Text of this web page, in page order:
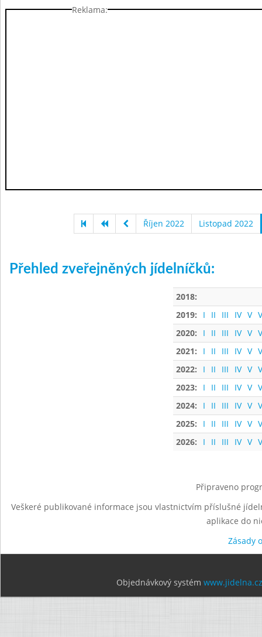
Reklama:
Říjen 2022 Listopad 2022
Přehled zveřejněných jídelníčků:
2018:
2019:
I II III IV V
2020:
I II III IV V
2021:
I II III IV V
2022:
I II III IV V
2023:
I II III IV V
2024:
I II III IV V
2025:
I II III IV V
2026:
I II III IV V
Připraveno
Veškeré publikované informace jsou vlastnictvím příslušné
aplikace do
Zásady
Objednávkový systém www.jidelna.cz